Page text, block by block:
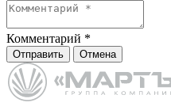
Комментарий *
Отправить Отмена